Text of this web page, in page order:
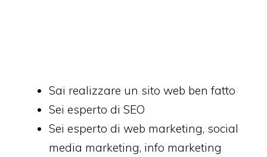
Sai realizzare un sito web ben fatto
Sei esperto di SEO
Sei esperto di web marketing, social
media marketing, info marketing